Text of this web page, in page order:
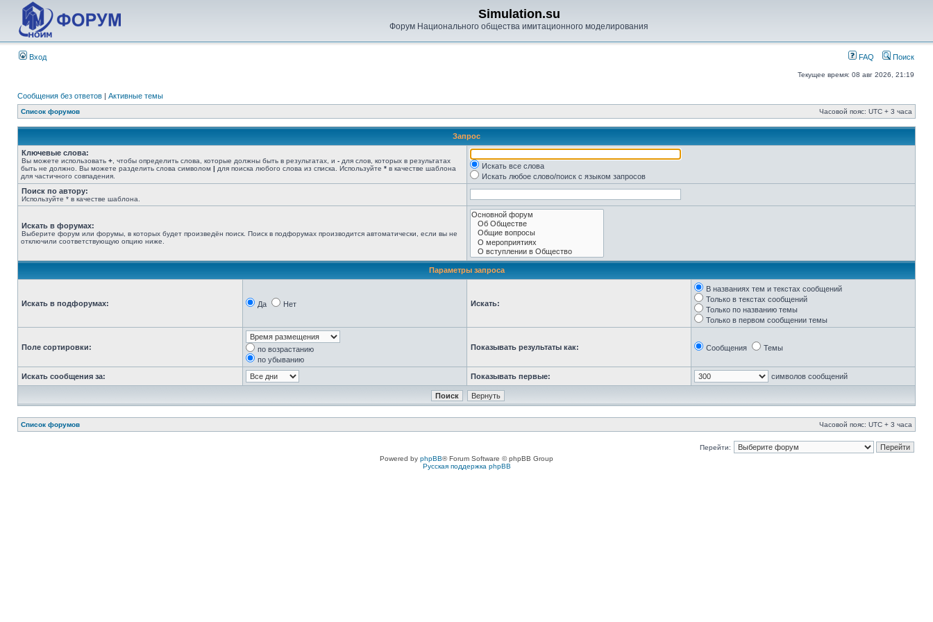
Simulation.su
Форум Национального общества имитационного моделирования
Вход FAQ Поиск
Текущее время: 08 авг 2026, 21:19
Сообщения без ответов | Активные темы
Список форумов Часовой пояс: UTC + 3 часа
Запрос
Ключевые слова:
Вы можете использовать + , чтобы определить слова, которые должны быть в результатах, и - для слов, которых в результатах
быть не должно. Вы можете разделить слова символом | для поиска любого слова из списка. Используйте * в качестве шаблона
для частичного совпадения.
Искать все слова
Искать любое слово/поиск с языком запросов
Поиск по автору:
Используйте * в качестве шаблона.
Искать в форумах:
Выберите форум или форумы, в которых будет произведён поиск. Поиск в подфорумах производится автоматически, если вы не
отключили соответствующую опцию ниже.
Параметры запроса
Искать в подфорумах: Да Нет Искать:
В названиях тем и текстах сообщений
Только в текстах сообщений
Только по названию темы
Только в первом сообщении темы
Поле сортировки:
по возрастанию
по убыванию
Показывать результаты как: Сообщения Темы
Искать сообщения за: Показывать первые: символов сообщений
Список форумов Часовой пояс: UTC + 3 часа
Перейти:
Powered by phpBB® Forum Software © phpBB Group
Русская поддержка phpBB